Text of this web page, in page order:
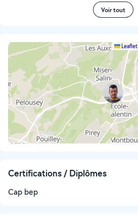
Voir tout
Leaflet
Certifications / Diplômes
Cap bep